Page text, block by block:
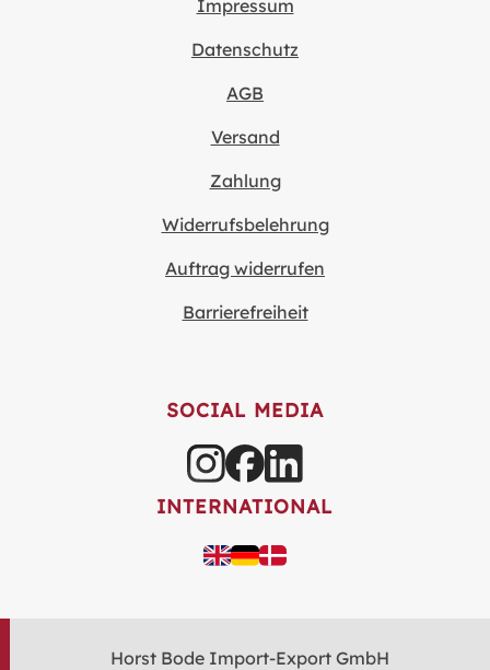
Impressum
Datenschutz
AGB
Versand
Zahlung
Widerrufsbelehrung
Auftrag widerrufen
Barrierefreiheit
SOCIAL MEDIA
INTERNATIONAL
Horst Bode Import-Export GmbH